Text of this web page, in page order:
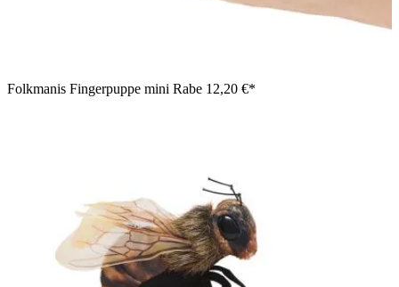
Folkmanis Fingerpuppe mini Rabe 12,20 €*